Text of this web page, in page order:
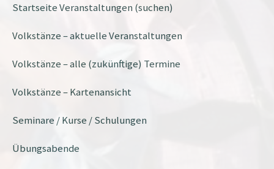
Startseite Veranstaltungen (suchen)
Volkstänze – aktuelle Veranstaltungen
Volkstänze – alle (zukünftige) Termine
Volkstänze – Kartenansicht
Seminare / Kurse / Schulungen
Übungsabende